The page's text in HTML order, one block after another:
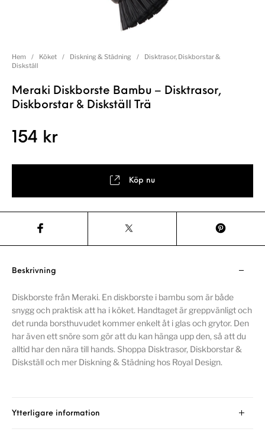
Hem / Köket / Diskning & Städning /
Disktrasor, Diskborstar &
Diskställ
Meraki Diskborste Bambu – Disktrasor,
Diskborstar & Diskställ Trä
154 kr
Köp nu
Beskrivning
Diskborste från Meraki. En diskborste i bambu som är både
snygg och praktisk att ha i köket. Handtaget är greppvänligt och
det runda borsthuvudet kommer enkelt åt i glas och grytor. Den
har även ett snöre som gör att du kan hänga upp den, så att du
alltid har den nära till hands. Shoppa Disktrasor, Diskborstar &
Diskställ och mer Diskning & Städning hos Royal Design.
Ytterligare information